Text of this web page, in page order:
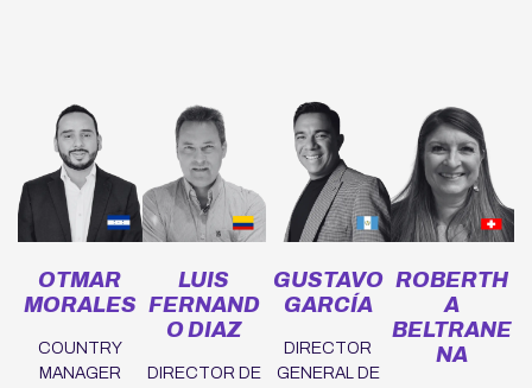
OTMAR
MORALES
COUNTRY
MANAGER
LUIS
FERNAND
O DIAZ
DIRECTOR DE
GUSTAVO
GARCÍA
DIRECTOR
GENERAL DE
ROBERTH
A
BELTRANE
NA